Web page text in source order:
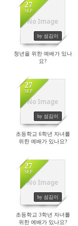
No Image
27
SEP
by 섬김이
235
청년을 위한 예배가 있나
요?
No Image
27
SEP
by 섬김이
231
초등학교 6학년 자녀를
위한 예배가 있나요?
No Image
27
SEP
by 섬김이
265
초등학교 3학년 자녀를
위한 예배가 있나요?